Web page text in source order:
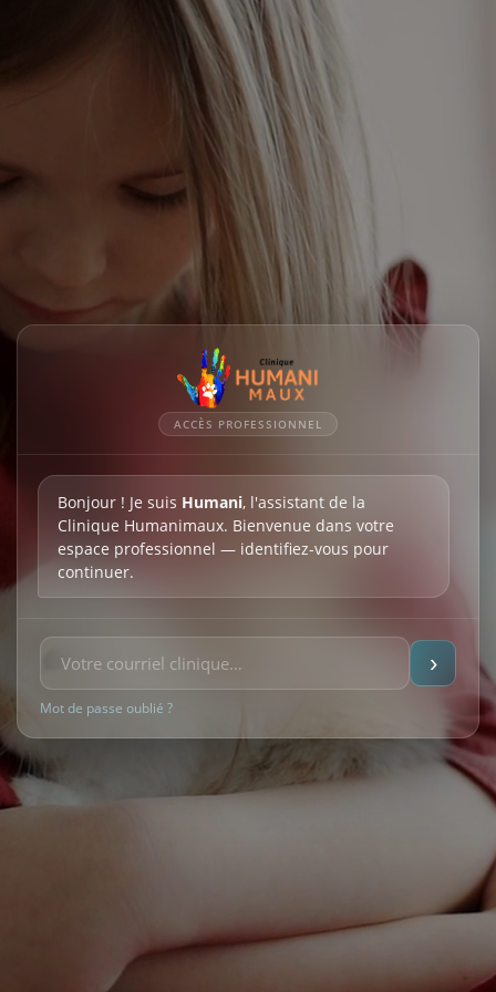
ACCÈS PROFESSIONNEL
Bonjour ! Je suis Humani, l'assistant de la
Clinique Humanimaux. Bienvenue dans votre
espace professionnel — identifiez-vous pour
continuer.
›
Mot de passe oublié ?